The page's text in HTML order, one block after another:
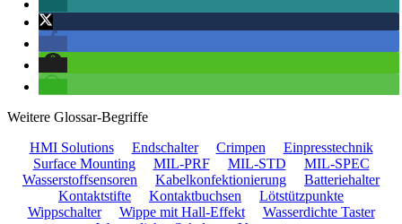
Weitere Glossar-Begriffe
HMI Solutions
Endschalter Crimpen
Einpresstechnik
Surface Mounting
MIL-PRF MIL-STD
MIL-SPEC
Wasserstoffsensoren
Kabelkonfektionierung
Batteriehalter
Kontaktstifte
Kontaktbuchsen
Lötstützpunkte
Wippschalter
Wippe mit Hall-Effekt
Wasserdichte Taster